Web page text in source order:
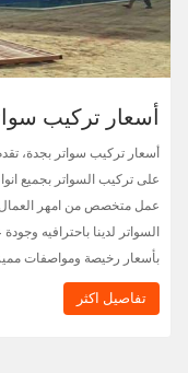
أسعار تركيب
أسعار تركيب سواتر بجدة،
على تركيب السواتر بجميع
عمل متخصص من امهر العمال
السواتر لدينا باحترافيه
بأسعار رخيصة ومواصفات
تفاصيل اكثر